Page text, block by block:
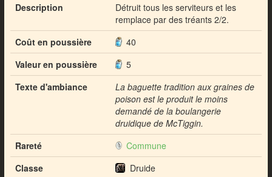
Description
Détruit tous les serviteurs et les
remplace par des tréants 2/2.
Coût en poussière
40
Valeur en poussière
5
Texte d'ambiance
La baguette tradition aux graines de
poison est le produit le moins
demandé de la boulangerie
druidique de McTiggin.
Rareté
Commune
Classe
Druide